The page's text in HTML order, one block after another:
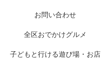
お問い合わせ
全区おでかけグルメ
子どもと行ける遊び場・お店